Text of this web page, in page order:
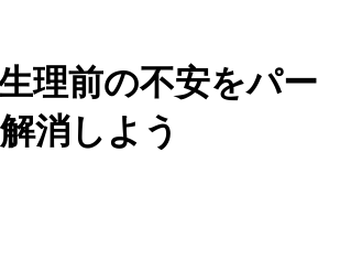
理前の不安をパー
消しよう